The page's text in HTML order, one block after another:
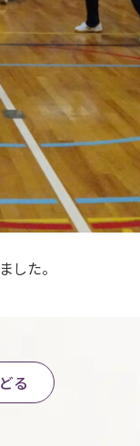
た。
る